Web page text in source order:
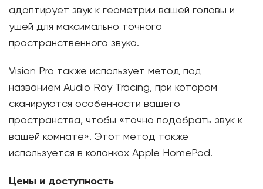
адаптирует звук к геометрии вашей головы и
ушей для максимально точного
пространственного звука.
Vision Pro также использует метод под
названием Audio Ray Tracing, при котором
сканируются особенности вашего
пространства, чтобы «точно подобрать звук к
вашей комнате». Этот метод также
используется в колонках Apple HomePod.
Цены и доступность